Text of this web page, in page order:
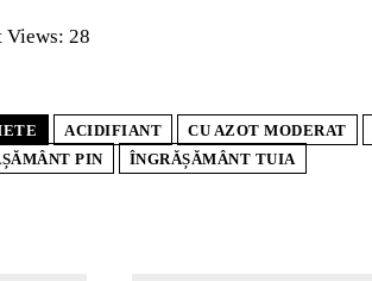
Views: 28
ACIDIFIANT CU AZOT MODERAT
PIN
ÎNGRĂȘĂMÂNT TUIA